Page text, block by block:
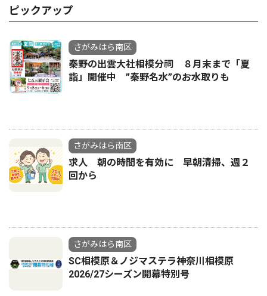
ピックアップ
さがみはら南区
秦野の出雲大社相模分祠 ８月末まで「夏
詣」開催中 ”秦野名水”のお水取りも
さがみはら南区
求人 朝の時間を有効に 早朝清掃、週２
回から
さがみはら南区
SC相模原＆ノジマステラ神奈川相模原
2026/27シーズン開幕特別号